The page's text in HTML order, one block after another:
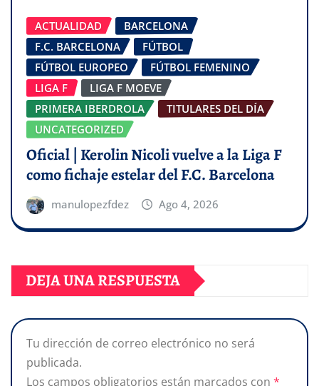
ACTUALIDAD
BARCELONA
F.C. BARCELONA
FÚTBOL
FÚTBOL EUROPEO
FÚTBOL FEMENINO
LIGA F
LIGA F MOEVE
PRIMERA IBERDROLA
TITULARES DEL DÍA
UNCATEGORIZED
Oficial | Kerolin Nicoli vuelve a la Liga F
como fichaje estelar del F.C. Barcelona
manulopezfdez Ago 4, 2026
DEJA UNA RESPUESTA
Tu dirección de correo electrónico no será
publicada.
Los campos obligatorios están marcados con *